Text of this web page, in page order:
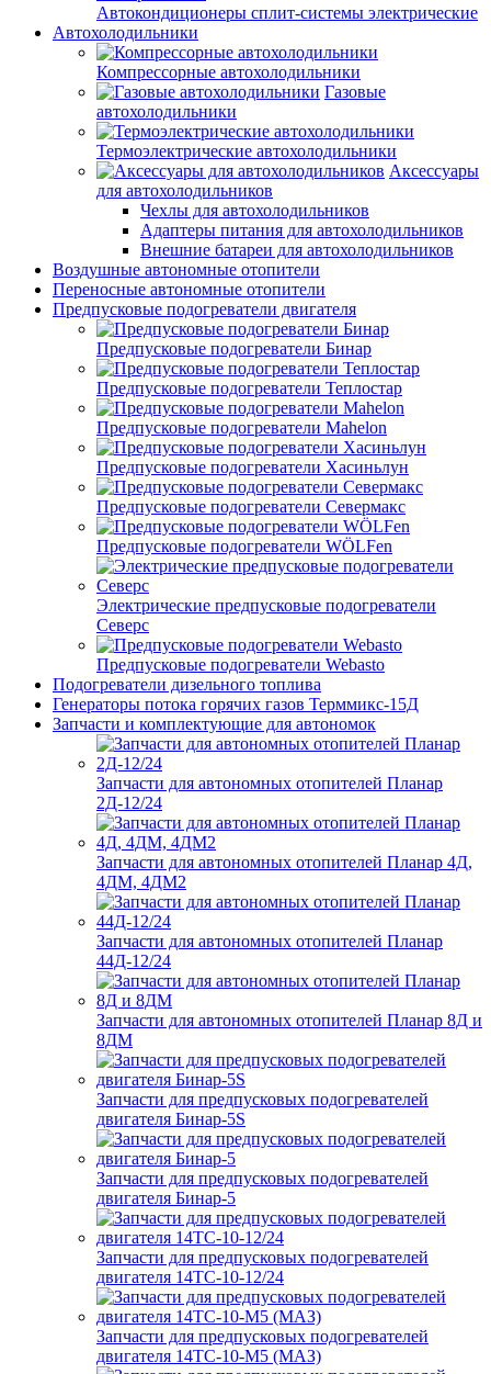
Автокондиционеры сплит-системы электрические
Автохолодильники
Компрессорные автохолодильники
Газовые
автохолодильники
Термоэлектрические автохолодильники
Аксессуары
для автохолодильников
Чехлы для автохолодильников
Адаптеры питания для автохолодильников
Внешние батареи для автохолодильников
Воздушные автономные отопители
Переносные автономные отопители
Предпусковые подогреватели двигателя
Предпусковые подогреватели Бинар
Предпусковые подогреватели Теплостар
Предпусковые подогреватели Mahelon
Предпусковые подогреватели Хасиньлун
Предпусковые подогреватели Севермакс
Предпусковые подогреватели WÖLFen
Электрические предпусковые подогреватели
Северс
Предпусковые подогреватели Webasto
Подогреватели дизельного топлива
Генераторы потока горячих газов Терммикс-15Д
Запчасти и комплектующие для автономок
Запчасти для автономных отопителей Планар
2Д-12/24
Запчасти для автономных отопителей Планар 4Д,
4ДМ, 4ДМ2
Запчасти для автономных отопителей Планар
44Д-12/24
Запчасти для автономных отопителей Планар 8Д и
8ДМ
Запчасти для предпусковых подогревателей
двигателя Бинар-5S
Запчасти для предпусковых подогревателей
двигателя Бинар-5
Запчасти для предпусковых подогревателей
двигателя 14ТС-10-12/24
Запчасти для предпусковых подогревателей
двигателя 14ТС-10-М5 (МАЗ)